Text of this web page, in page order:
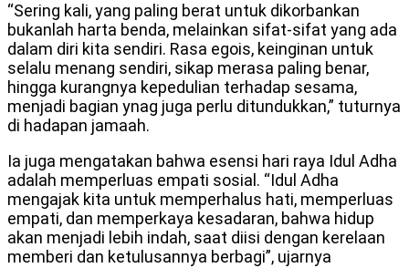
“Sering kali, yang paling berat untuk dikorbankan
bukanlah harta benda, melainkan sifat-sifat yang ada
dalam diri kita sendiri. Rasa egois, keinginan untuk
selalu menang sendiri, sikap merasa paling benar,
hingga kurangnya kepedulian terhadap sesama,
menjadi bagian ynag juga perlu ditundukkan,” tuturnya
di hadapan jamaah.
Ia juga mengatakan bahwa esensi hari raya Idul Adha
adalah memperluas empati sosial. “Idul Adha
mengajak kita untuk memperhalus hati, memperluas
empati, dan memperkaya kesadaran, bahwa hidup
akan menjadi lebih indah, saat diisi dengan kerelaan
memberi dan ketulusannya berbagi”, ujarnya